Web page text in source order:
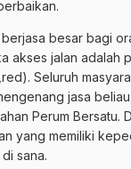
berjasa besar bagi
akses jalan adalah
Seluruh
jasa
Perum Bersatu.
yang memiliki
sana.